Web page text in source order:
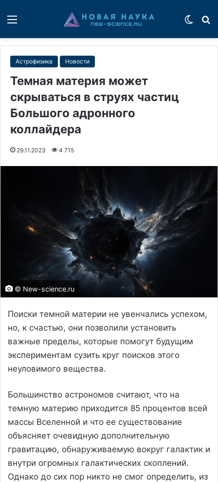
Астрофизика Новости
Темная материя может
скрываться в струях частиц
Большого адронного
коллайдера
29.11.2023 4 715
© New-science.ru
Поиски темной материи не увенчались успехом,
но, к счастью, они позволили установить
важные пределы, которые помогут будущим
экспериментам сузить круг поисков этого
неуловимого вещества.
Большинство астрономов считают, что на
темную материю приходится 85 процентов всей
массы Вселенной и что ее существование
объясняет очевидную дополнительную
гравитацию, обнаруживаемую вокруг галактик и
внутри огромных галактических скоплений.
Однако до сих пор никто не смог определить, из